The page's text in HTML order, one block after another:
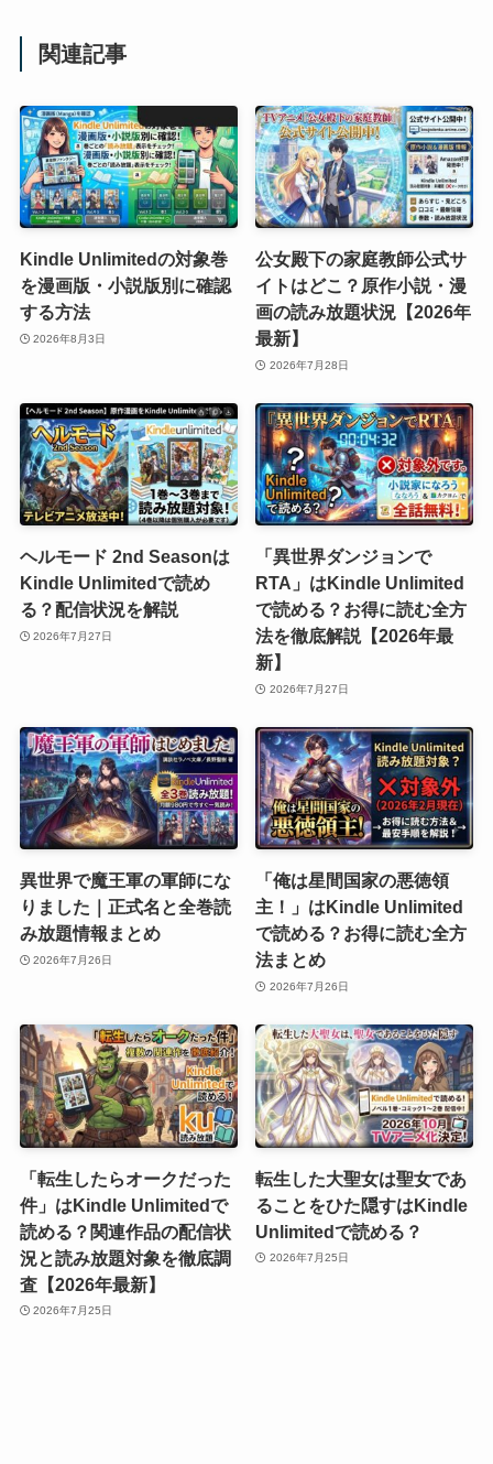
関連記事
Kindle Unlimitedの対象巻
を漫画版・小説版別に確認
する方法
2026年8月3日
公女殿下の家庭教師公式サ
イトはどこ？原作小説・漫
画の読み放題状況【2026年
最新】
2026年7月28日
ヘルモード 2nd Seasonは
Kindle Unlimitedで読め
る？配信状況を解説
2026年7月27日
「異世界ダンジョンで
RTA」はKindle Unlimited
で読める？お得に読む全方
法を徹底解説【2026年最
新】
2026年7月27日
異世界で魔王軍の軍師にな
りました｜正式名と全巻読
み放題情報まとめ
2026年7月26日
「俺は星間国家の悪徳領
主！」はKindle Unlimited
で読める？お得に読む全方
法まとめ
2026年7月26日
「転生したらオークだった
件」はKindle Unlimitedで
読める？関連作品の配信状
況と読み放題対象を徹底調
査【2026年最新】
2026年7月25日
転生した大聖女は聖女であ
ることをひた隠すはKindle
Unlimitedで読める？
2026年7月25日